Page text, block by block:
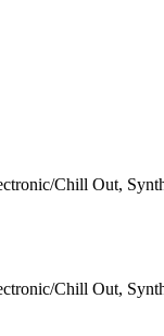
Chill Out,
Chill Out,